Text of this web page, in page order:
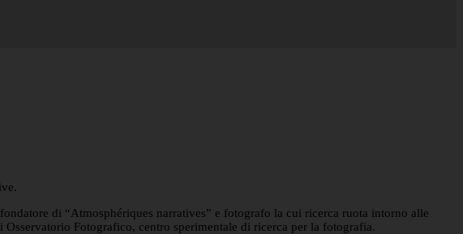
di “Atmosphériques narratives” e fotografo la cui ricerca ruota intorno alle
Fotografico, centro sperimentale di ricerca per la fotografia.